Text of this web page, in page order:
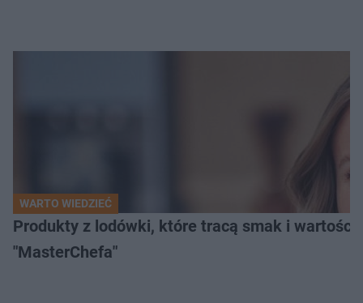
WARTO WIEDZIEĆ
Produkty z lodówki, które tracą smak i
"MasterChefa"